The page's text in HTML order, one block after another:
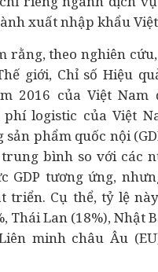
xuất nhập khẩu
rằng, theo nghiên
giới, Chỉ số Hiệu
2016 của Việt Nam
phí logistic của Việt
sản phẩm quốc nội
bình so với các
GDP tương ứng,
triển. Cụ thể, tỷ lệ
Thái Lan (18%), Nhật
minh châu Âu